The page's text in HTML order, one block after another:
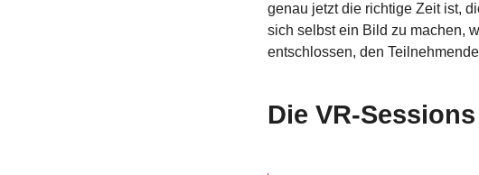
genau jetzt die richtige Zeit ist,
sich selbst ein Bild zu machen,
entschlossen, den
Die VR-